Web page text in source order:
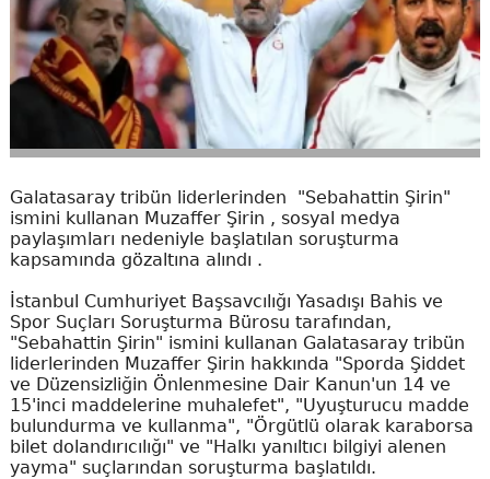
Galatasaray tribün liderlerinden "Sebahattin Şirin"
ismini kullanan Muzaffer Şirin , sosyal medya
paylaşımları nedeniyle başlatılan soruşturma
kapsamında gözaltına alındı .
İstanbul Cumhuriyet Başsavcılığı Yasadışı Bahis ve
Spor Suçları Soruşturma Bürosu tarafından,
"Sebahattin Şirin" ismini kullanan Galatasaray tribün
liderlerinden Muzaffer Şirin hakkında "Sporda Şiddet
ve Düzensizliğin Önlenmesine Dair Kanun'un 14 ve
15'inci maddelerine muhalefet", "Uyuşturucu madde
bulundurma ve kullanma", "Örgütlü olarak karaborsa
bilet dolandırıcılığı" ve "Halkı yanıltıcı bilgiyi alenen
yayma" suçlarından soruşturma başlatıldı.